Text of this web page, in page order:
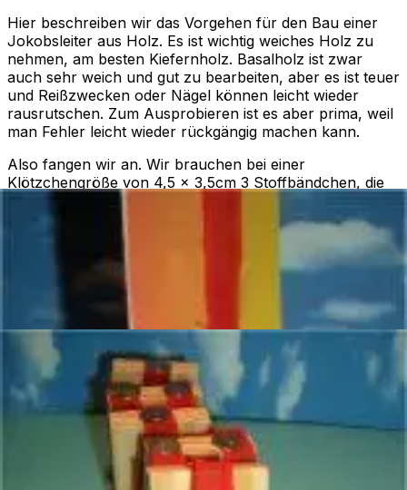
Hier beschreiben wir das Vorgehen für den Bau einer
Jokobsleiter aus Holz. Es ist wichtig weiches Holz zu
nehmen, am besten Kiefernholz. Basalholz ist zwar
auch sehr weich und gut zu bearbeiten, aber es ist teuer
und Reißzwecken oder Nägel können leicht wieder
rausrutschen. Zum Ausprobieren ist es aber prima, weil
man Fehler leicht wieder rückgängig machen kann.
Also fangen wir an. Wir brauchen bei einer
Klötzchengröße von 4,5 x 3,5cm 3 Stoffbändchen, die
jeweils eine Länge von 40cm haben sollten.
Hier sieht man die Vorgehensweise mit Basalholz, mit
Kiefernholz funktioniert es aber ebenso.
Zuerst wird an ein Hölzchen an die Seite mit einer
Reißzwecke ein Band in der Mitte angebracht.
Auf der anderen Seite des Klötzchens werden nun
rechts und links, wie in nebenstehender Abbildung zu
sehen, je ein Bändchen mit Reißzwecken angebracht.
Nun legt man die Bändchen über das Klötzchen.
Auf dieses Klötzchen mit den Bändchen wird ein
weitersKlötzchen mit den Maßen 4,5 x 3,5cm gelegt.
Dann nimmt man das blaue Band und legt es über das